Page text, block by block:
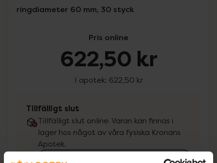
ringdiameter 60 mm, 30 styck
Pris online
622,50 kr
I apotek: 622,50 kr
Tillfälligt slut
Tillfälligt slut online. Varan kan finnas i
lager hos något av våra fysiska Kronans
Apotek.
Se lagerstatus på apotek